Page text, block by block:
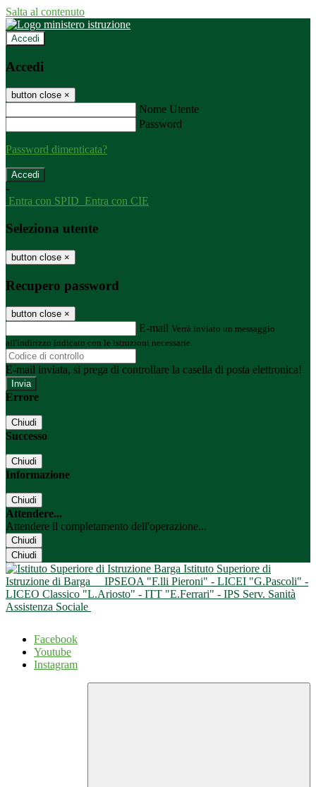
Salta al contenuto
Accedi
Accedi
button close ×
Nome Utente
Password
Password dimenticata?
-
Entra con SPID Entra con CIE
Seleziona utente
button close ×
Recupero password
button close ×
E-mail Verrà inviato un messaggio
all'indirizzo indicato con le istruzioni necessarie.
E-mail inviata, si prega di controllare la casella di posta elettronica!
Errore
Chiudi
Successo
Chiudi
Informazione
Chiudi
Attendere...
Attendere il completamento dell'operazione...
Chiudi
Chiudi
Istituto Superiore di
Istruzione di Barga
IPSEOA "F.lli Pieroni" - LICEI "G.Pascoli" -
LICEO Classico "L.Ariosto" - ITT "E.Ferrari" - IPS Serv. Sanità
Assistenza Sociale
Facebook
Youtube
Instagram